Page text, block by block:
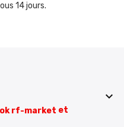
14 jours.

et